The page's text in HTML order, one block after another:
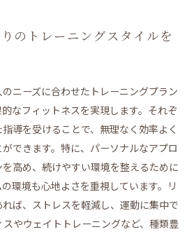
のトレーニングスタイルを
ニーズに合わせたトレーニングプラン
なフィットネスを実現します。それぞ
導を受けることで、無理なく効率よく
できます。特に、パーソナルなアプロ
高め、続けやすい環境を整えるために
環境も心地よさを重視しています。リ
ば、ストレスを軽減し、運動に集中で
スやウェイトトレーニングなど、種類豊